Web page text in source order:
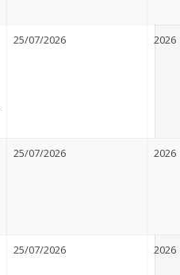
25/07/2026 2026
25/07/2026 2026
25/07/2026 2026